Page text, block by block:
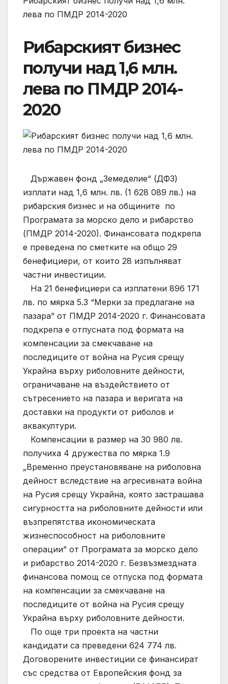
лева по ПМДР 2014-2020
Рибарският бизнес
получи над 1,6 млн.
лева по ПМДР 2014-
2020
Държавен фонд „Земеделие“ (ДФЗ)
изплати над 1,6 млн. лв. (1 628 089 лв.) на
рибарския бизнес и на общините по
Програмата за морско дело и рибарство
(ПМДР 2014-2020). Финансовата подкрепа
е преведена по сметките на общо 29
бенефициери, от които 28 изпълняват
частни инвестиции.
На 21 бенефициери са изплатени 896 171
лв. по мярка 5.3 “Мерки за предлагане на
пазара” от ПМДР 2014-2020 г. Финансовата
подкрепа е отпусната под формата на
компенсации за смекчаване на
последиците от война на Русия срещу
Украйна върху риболовните дейности,
ограничаване на въздействието от
сътресението на пазара и веригата на
доставки на продукти от риболов и
аквакултури.
Компенсации в размер на 30 980 лв.
получиха 4 дружества по мярка 1.9
„Временно преустановяване на риболовна
дейност вследствие на агресивната война
на Русия срещу Украйна, която застрашава
сигурността на риболовните дейности или
възпрепятства икономическата
жизнеспособност на риболовните
операции” от Програмата за морско дело
и рибарство 2014-2020 г. Безвъзмездната
финансова помощ се отпуска под формата
на компенсации за смекчаване на
последиците от война на Русия срещу
Украйна върху риболовните дейности.
По още три проекта на частни
кандидати са преведени 624 774 лв.
Договорените инвестиции се финансират
със средства от Европейския фонд за